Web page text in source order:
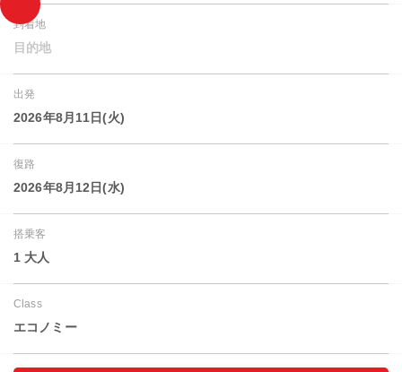
到着地
目的地
出発
2026年8月11日(火)
復路
2026年8月12日(水)
搭乗客
1 大人
Class
エコノミー